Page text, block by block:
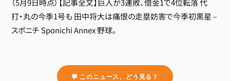
（5月9日時点）【記事全文】巨人が3連敗、借金1で4位転落 代
打・丸の今季1号も 田中将大は痛恨の走塁妨害で今季初黒星 –
スポニチ Sponichi Annex 野球。
💬 このニュース、どう見る？